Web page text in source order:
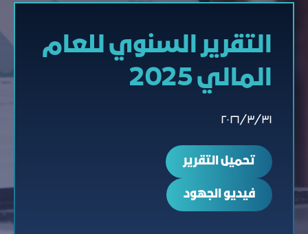
التقرير السنوي للعام
المالي 2025
٣١‏/٣‏/٢٠٢٦
ﺗﺤﻤﻴﻞ اﻟﺘﻘﺮﻳﺮ
فيديو الجهود